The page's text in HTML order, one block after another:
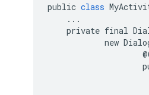
public class
...
private final
new
@